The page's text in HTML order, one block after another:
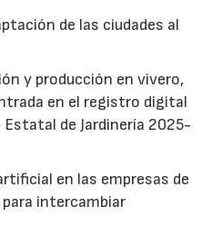
de las ciudades al
y producción en vivero,
en el registro digital
de Jardinería 2025-
en las empresas de
intercambiar